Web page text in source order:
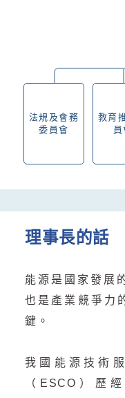
法規及會務
委員會
教育
員
理事長的話
能源是國家發展
也是產業競爭力
鍵。
我國能源技術
（ESCO）歷